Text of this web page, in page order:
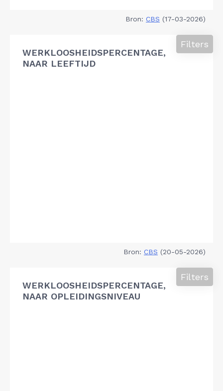
Bron: CBS (17-03-2026)
WERKLOOSHEIDSPERCENTAGE,
NAAR LEEFTIJD
Filters
Bron: CBS (20-05-2026)
WERKLOOSHEIDSPERCENTAGE,
NAAR OPLEIDINGSNIVEAU
Filters